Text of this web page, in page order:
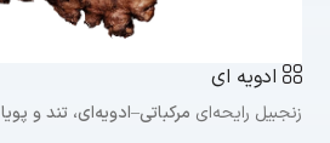
ادویه ای
زنجبیل رایحه‌ای مرکباتی–ادویه‌ای، تند و پویا